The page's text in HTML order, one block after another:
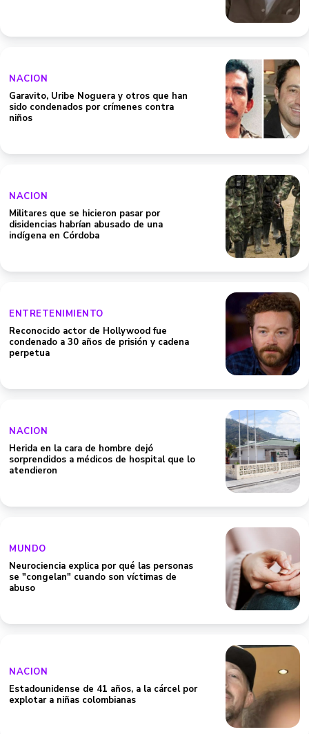
NACION
Garavito, Uribe Noguera y otros que han
sido condenados por crímenes contra
niños
NACION
Militares que se hicieron pasar por
disidencias habrían abusado de una
indígena en Córdoba
ENTRETENIMIENTO
Reconocido actor de Hollywood fue
condenado a 30 años de prisión y cadena
perpetua
NACION
Herida en la cara de hombre dejó
sorprendidos a médicos de hospital que lo
atendieron
MUNDO
Neurociencia explica por qué las personas
se "congelan" cuando son víctimas de
abuso
NACION
Estadounidense de 41 años, a la cárcel por
explotar a niñas colombianas